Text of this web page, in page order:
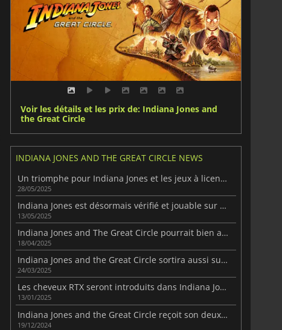
Voir les détails et les prix de: Indiana Jones and
the Great Circle
INDIANA JONES AND THE GREAT CIRCLE NEWS
Un triomphe pour Indiana Jones et les jeux à licence
28/05/2025
Indiana Jones est désormais vérifié et jouable sur Steam Deck
13/05/2025
Indiana Jones and The Great Circle pourrait bien avoir une suite à venir
18/04/2025
Indiana Jones and the Great Circle sortira aussi sur PlayStation 5 le 17 avril
24/03/2025
Les cheveux RTX seront introduits dans Indiana Jones et le Grand Cercle
13/01/2025
Indiana Jones and the Great Circle reçoit son deuxième gros patch
19/12/2024